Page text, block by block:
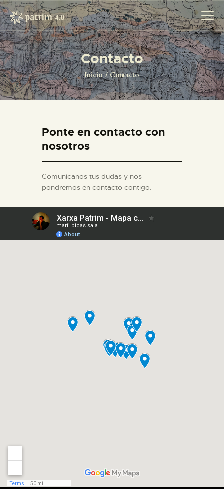
Contacto
Inicio Contacto
INICIO
PYRENOTECA 4.0
CONTACTO
Ponte en contacto con
nosotros
Comunícanos tus dudas y nos
pondremos en contacto contigo.